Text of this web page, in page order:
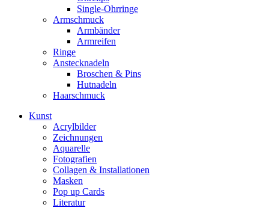
Single-Ohrringe
Armschmuck
Armbänder
Armreifen
Ringe
Anstecknadeln
Broschen & Pins
Hutnadeln
Haarschmuck
Kunst
Acrylbilder
Zeichnungen
Aquarelle
Fotografien
Collagen & Installationen
Masken
Pop up Cards
Literatur